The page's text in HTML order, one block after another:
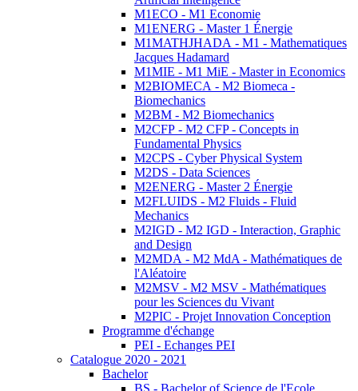
M1ECO - M1 Economie
M1ENERG - Master 1 Énergie
M1MATHJHADA - M1 - Mathematiques
Jacques Hadamard
M1MIE - M1 MiE - Master in Economics
M2BIOMECA - M2 Biomeca -
Biomechanics
M2BM - M2 Biomechanics
M2CFP - M2 CFP - Concepts in
Fundamental Physics
M2CPS - Cyber Physical System
M2DS - Data Sciences
M2ENERG - Master 2 Énergie
M2FLUIDS - M2 Fluids - Fluid
Mechanics
M2IGD - M2 IGD - Interaction, Graphic
and Design
M2MDA - M2 MdA - Mathématiques de
l'Aléatoire
M2MSV - M2 MSV - Mathématiques
pour les Sciences du Vivant
M2PIC - Projet Innovation Conception
Programme d'échange
PEI - Echanges PEI
Catalogue 2020 - 2021
Bachelor
BS - Bachelor of Science de l'Ecole